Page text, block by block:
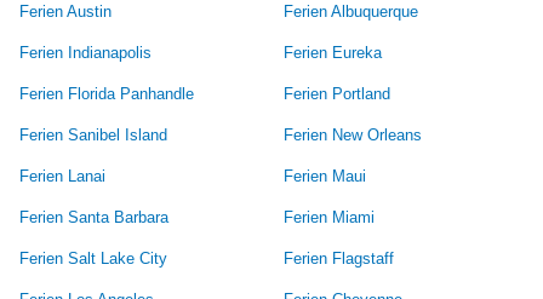
Ferien Austin Ferien Albuquerque
Ferien Indianapolis Ferien Eureka
Ferien Florida Panhandle Ferien Portland
Ferien Sanibel Island Ferien New Orleans
Ferien Lanai Ferien Maui
Ferien Santa Barbara Ferien Miami
Ferien Salt Lake City Ferien Flagstaff